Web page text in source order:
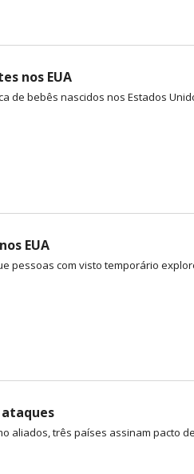
nos EUA
bebês nascidos nos Estados
EUA
pessoas com visto temporário
aliados, três países assinam pacto